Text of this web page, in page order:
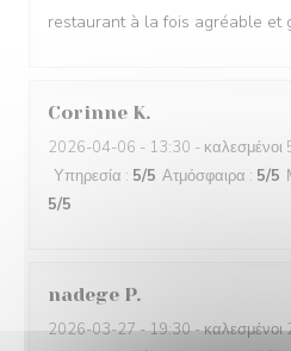
restaurant à la fois agréable et
Corinne K
2026-04-06 - 13:30 - καλεσμένοι
Υπηρεσία : 5/5 Ατμόσφαιρα : 5/5
5/5
nadege P
2026-03-27- 19:30 - καλεσμένοι